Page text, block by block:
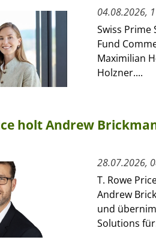
04.08.2026,
Swiss Prime
Fund
Maximilian
Holzner....
holt Andrew
28.07.2026,
T. Rowe
Andrew
und
Solutions